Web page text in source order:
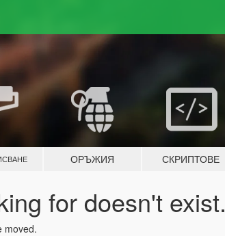
ОРЪЖИЯ СКРИПТОВЕ
for doesn't exist.
moved.